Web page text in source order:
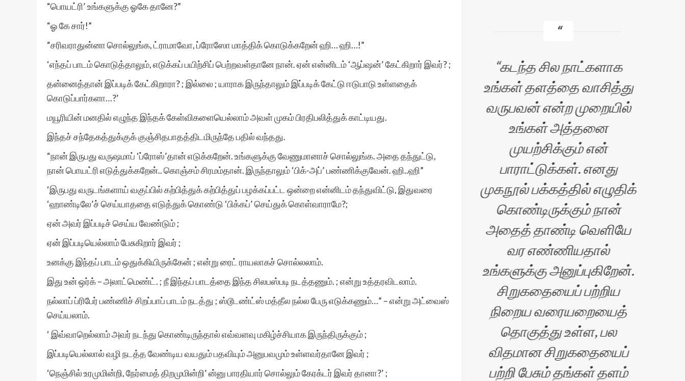
“பொயட்ரி’ உங்களுக்கு ஓகே தானே?”
“ஓ கே சார்!”
“சரிவராதுன்னா சொல்லுங்க, ட்ராமாவோ, ப்ரோஸோ மாத்திக் கொடுக்கறேன் ஹி… ஹி…!”
‘எந்தப் பாடம் கொடுத்தாலும், எடுக்கப் பயிற்சிப் பெற்றவள்தானே நான். ஏன் என்னிடம் ‘ஆப்ஷன்’ கேட்கிறார் இவர்? ;
தன்னைத்தான் இப்படிக் கேட்கிறாரா? ; இல்லை ; யாராக இருந்தாலும் இப்படிக் கேட்டு ஈடுபாடு உள்ளதைக்
கொடுப்பார்களா…?’
மயூரியின் மனதில் எழுந்த இந்தக் கேள்விகளையெல்லாம் அவள் முகம் பிரதிபலித்துக் காட்டியது.
இந்தச் சந்தேகத்துக்குக் குஞ்சிதபாதத்திடமிருந்தே பதில் வந்தது.
“நான் இருபது வருஷமாப் ‘ப்ரோஸ்’தான் எடுக்கறேன். உங்களுக்கு வேணுமானாச் சொல்லுங்க. அதை தந்துட்டு,
நான் பொயட்ரி எடுத்துக்கறேன்.. கொஞ்சம் சிரமம்தான். இருந்தாலும் ‘பிக்-அப்’ பண்ணிக்குவேன். ஹி..ஹி”
‘இருபது வருடங்களாய் வகுப்பில் கற்பித்துக் கற்பித்துப் பழக்கப்பட்ட ஒன்றை என்னிடம் தந்துவிட்டு, இதுவரை
‘ஹாண்டிலே’ச் செய்யாததை எடுத்துக் கொண்டு ‘பிக்கப்’ செய்துக் கொள்வாராமே?;
ஏன் அவர் இப்படிச் செய்ய வேண்டும் ;
ஏன் இப்படியெல்லாம் பேசுகிறார் இவர் ;
உனக்கு இந்தப் பாடம் ஒதுக்கியிருக்கேன் ; என்று ரைட் ராயலாகச் சொல்லலாம்.
இது உன் ஒர்க் – அலாட்மெண்ட். ; நீ இந்தப் பாடத்தை இந்த சிலபஸ்படி நடத்தணும். ; என்று உத்தரவிடலாம்.
நல்லாப் ப்ரிபேர் பண்ணிச் சிறப்பாப் பாடம் நடத்து ; ஸ்டூடண்ட்ஸ் மத்தீல நல்ல பேரு எடுக்கணும்…” – என்று அட்வைஸ்
செய்யலாம்.
‘ இவ்வாறெல்லாம் அவர் நடந்து கொண்டிருந்தால் எவ்வளவு மகிழ்ச்சியாக இருந்திருக்கும் ;
இப்படியெல்லால் வழி நடத்த வேண்டிய வயதும் பதவியும் அனுபவமும் உள்ளவர்தானே இவர் ;
‘நெஞ்சில் உரமுமின்றி, நேர்மைத் திறமுமின்றி’ ன்னு பாரதியார் சொல்லும் கேரக்டர் இவர் தானா?’ ;
ஒரு கூகுள் தேடலில்
உங்கள் தளத்தை
கதைகளை அங்கு
கண்டேன். உங்கள்
தளத்தின் வடிவமைப்பும்,
இயங்குமுறையும் சிறப்பாக
இருக்கிறது. வாழ்த்துகளும்,
பாரதி தம்பி
கடந்த சில நாட்களாக
உங்கள் தளத்தை வாசித்து
வருபவன் என்ற முறையில்
உங்கள் அத்தனை
முயற்சிக்கும் என்
பாராட்டுக்கள். எனது
முகநூல் பக்கத்தில் எழுதிக்
கொண்டிருக்கும் நான்
அதைத் தாண்டி வெளியே
வர எண்ணியதால்
உங்களுக்கு அனுப்புகிறேன்.
சிறுகதையைப் பற்றிய
நிறைய வரையறையைத்
தொகுத்து உள்ள, பல
விதமான சிறுகதையைப்
பற்றி பேசும் தங்கள் தளம்